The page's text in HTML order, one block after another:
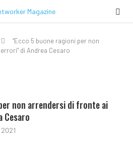
“Ecco 5 buone ragioni per non
di Andrea Cesaro
non arrendersi di fronte ai
Cesaro